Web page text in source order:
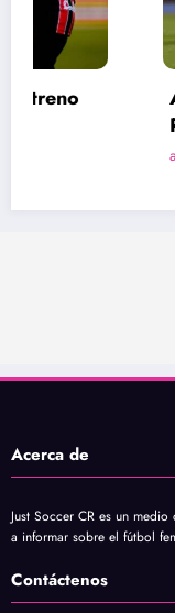
Alajuelense
Pococí con
Acerca de
Just Soccer CR es un
a informar sobre el fútbol
Contáctenos